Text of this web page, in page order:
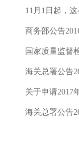
11月1日起，
商务部公告
国家质量监督
海关总署公告
关于申请2017
海关总署公告